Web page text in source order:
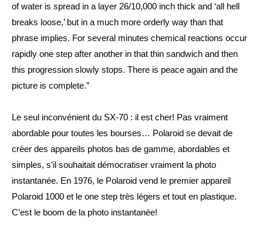
of water is spread in a layer 26/10,000 inch thick and ‘all hell
breaks loose,’ but in a much more orderly way than that
phrase implies. For several minutes chemical reactions occur
rapidly one step after another in that thin sandwich and then
this progression slowly stops. There is peace again and the
picture is complete.”
Le seul inconvénient du SX-70 : il est cher! Pas vraiment
abordable pour toutes les bourses… Polaroid se devait de
créer des appareils photos bas de gamme, abordables et
simples, s’il souhaitait démocratiser vraiment la photo
instantanée. En 1976, le Polaroid vend le premier appareil
Polaroid 1000 et le one step très légers et tout en plastique.
C’est le boom de la photo instantanée!